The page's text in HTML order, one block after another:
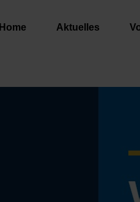
Home Aktuelles